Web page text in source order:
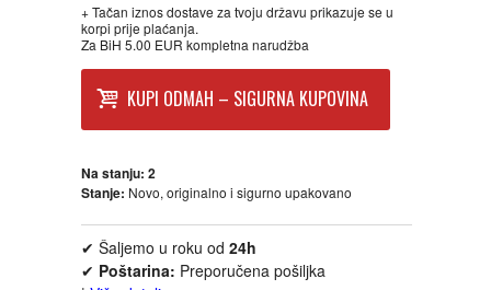
HOROR
ISTORIJSKI
KLASICI
KNJIGE ZA DECU
+ Tačan iznos dostave za tvoju državu prikazuje se u
korpi prije plaćanja.
Za BiH 5.00 EUR kompletna narudžba
KUPI ODMAH – SIGURNA KUPOVINA
Na stanju: 2
Stanje: Novo, originalno i sigurno upakovano
✔ Šaljemo u roku od 24h
✔ Poštarina: Preporučena pošiljka